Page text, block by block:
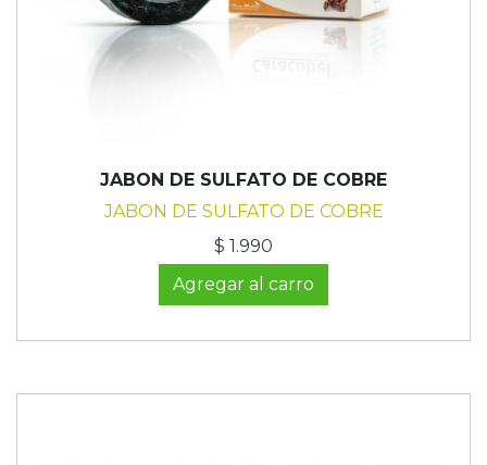
JABON DE SULFATO DE COBRE
JABON DE SULFATO DE COBRE
$ 1.990
Agregar al carro